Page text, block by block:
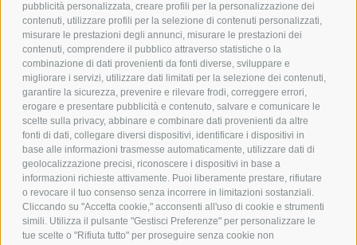
pubblicità personalizzata, creare profili per la personalizzazione dei
contenuti, utilizzare profili per la selezione di contenuti personalizzati,
misurare le prestazioni degli annunci, misurare le prestazioni dei
contenuti, comprendere il pubblico attraverso statistiche o la
combinazione di dati provenienti da fonti diverse, sviluppare e
migliorare i servizi, utilizzare dati limitati per la selezione dei contenuti,
garantire la sicurezza, prevenire e rilevare frodi, correggere errori,
erogare e presentare pubblicità e contenuto, salvare e comunicare le
scelte sulla privacy, abbinare e combinare dati provenienti da altre
fonti di dati, collegare diversi dispositivi, identificare i dispositivi in
base alle informazioni trasmesse automaticamente, utilizzare dati di
geolocalizzazione precisi, riconoscere i dispositivi in base a
informazioni richieste attivamente. Puoi liberamente prestare, rifiutare
o revocare il tuo consenso senza incorrere in limitazioni sostanziali.
Cliccando su "Accetta cookie," acconsenti all'uso di cookie e strumenti
simili. Utilizza il pulsante "Gestisci Preferenze" per personalizzare le
tue scelte o "Rifiuta tutto" per proseguire senza cookie non
COOKIE POLICY
PAGAMENTI SICURI
AZIENDA
CHI SIAMO
MARCHI TRATTATI
CONDOMINI